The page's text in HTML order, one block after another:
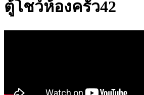
ตู้โชว์ห้องครัว42